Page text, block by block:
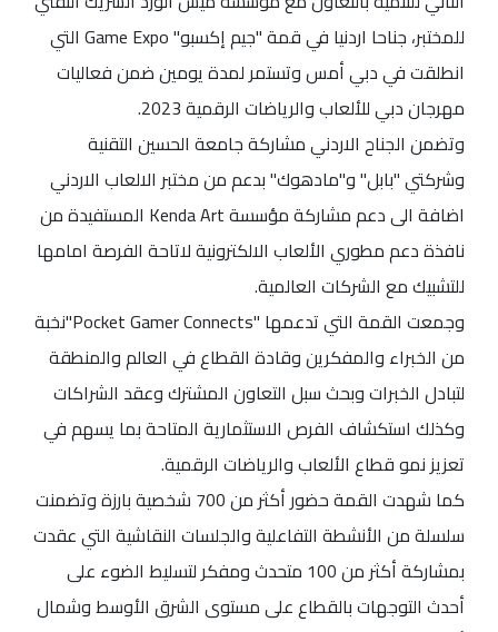
للمختبر، جناحا اردنيا في قمة "جيم إكسبو" Game Expo التي
انطلقت في دبي أمس وتستمر لمدة يومين ضمن فعاليات
مهرجان دبي للألعاب والرياضات الرقمية 2023.
وتضمن الجناح الاردني مشاركة جامعة الحسين التقنية
وشركتي "بابل" و"مادهوك" بدعم من مختبر الالعاب الاردني
اضافة الى دعم مشاركة مؤسسة Kenda Art المستفيدة من
نافذة دعم مطوري الألعاب الالكترونية لاتاحة الفرصة امامها
للتشبيك مع الشركات العالمية.
وجمعت القمة التي تدعمها "Pocket Gamer Connects"نخبة
من الخبراء والمفكرين وقادة القطاع في العالم والمنطقة
لتبادل الخبرات وبحث سبل التعاون المشترك وعقد الشراكات
وكذلك استكشاف الفرص الاستثمارية المتاحة بما يسهم في
تعزيز نمو قطاع الألعاب والرياضات الرقمية.
كما شهدت القمة حضور أكثر من 700 شخصية بارزة وتضمنت
سلسلة من الأنشطة التفاعلية والجلسات النقاشية التي عقدت
بمشاركة أكثر من 100 متحدث ومفكر لتسليط الضوء على
أحدث التوجهات بالقطاع على مستوى الشرق الأوسط وشمال